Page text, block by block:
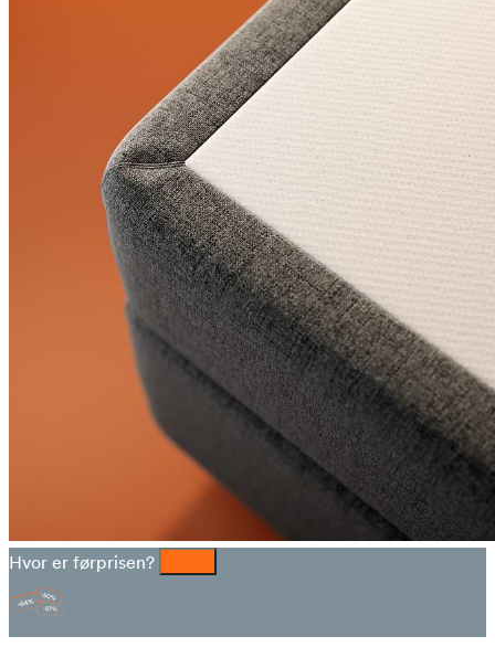
Hvor er førprisen?